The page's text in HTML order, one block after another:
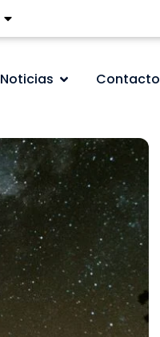
Noticias Contacto